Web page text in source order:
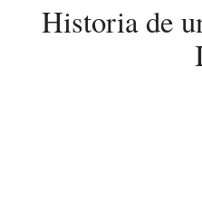
Historia de